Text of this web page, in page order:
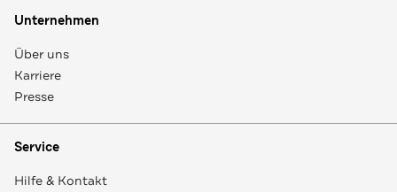
Unternehmen
Über uns
Karriere
Presse
Service
Hilfe & Kontakt